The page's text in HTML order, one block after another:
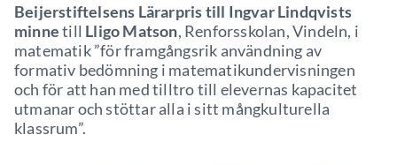
Beijerstiftelsens Lärarpris till Ingvar Lindqvists
minnetill Lligo Matson, Renforsskolan, Vindeln, i
matematik ”för framgångsrik användning av
formativ bedömning i matematikundervisningen
och för att han med tilltro till elevernas kapacitet
utmanar och stöttar alla i sitt mångkulturella
klassrum”.